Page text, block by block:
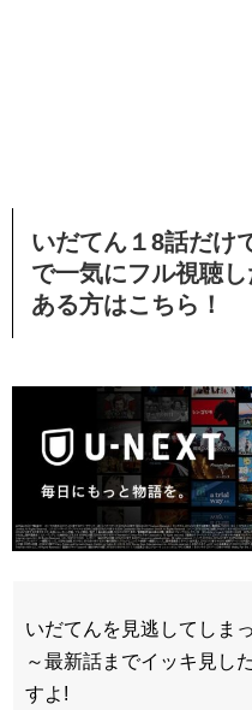
いだてん１8話だけ
で一気にフル視聴
ある方はこちら！
いだてんを見逃してしま
～最新話までイッキ見し
すよ!